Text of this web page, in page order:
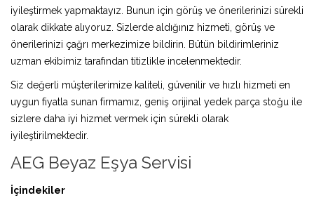
iyileştirmek yapmaktayız. Bunun için görüş ve önerilerinizi sürekli
olarak dikkate alıyoruz. Sizlerde aldığınız hizmeti, görüş ve
önerilerinizi çağrı merkezimize bildirin. Bütün bildirimleriniz
uzman ekibimiz tarafından titizlikle incelenmektedir.
Siz değerli müşterilerimize kaliteli, güvenilir ve hızlı hizmeti en
uygun fiyatla sunan firmamız, geniş orijinal yedek parça stoğu ile
sizlere daha iyi hizmet vermek için sürekli olarak
iyileştirilmektedir.
AEG Beyaz Eşya Servisi
İçindekiler